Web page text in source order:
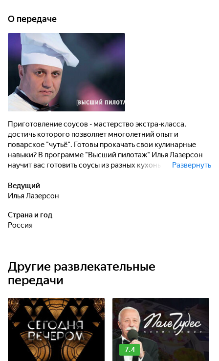
О передаче
Приготовление соусов - мастерство экстра-класса,
достичь которого позволяет многолетний опыт и
поварское "чутьё". Готовы прокачать свои кулинарные
навыки? В программе "Высший пилотаж" Илья Лазерсон
научит вас готовить соусы из разных кухонь мира наРазвернуть
Ведущий
Илья Лазерсон
Страна и год
Россия
Другие развлекательные
передачи
7.4